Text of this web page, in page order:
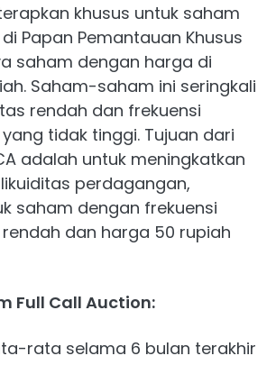
khusus untuk saham
Papan Pemantauan Khusus
saham dengan harga di
Saham-saham ini seringkali
rendah dan frekuensi
tidak tinggi. Tujuan dari
adalah untuk meningkatkan
perdagangan,
saham dengan frekuensi
dan harga 50 rupiah
Full Call Auction:
rata selama 6 bulan terakhir